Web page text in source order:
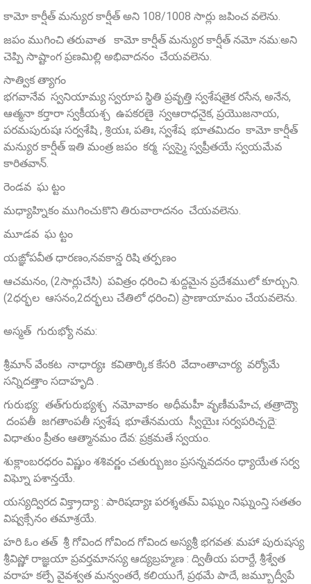
కామో కార్షీత్ మన్యుర కార్షీత్ అని 108/1008 సార్లు జపించ వలెను.
జపం ముగించి తరువాత కామో కార్షీత్ మన్యుర కార్షీత్ నమో నమ:అని
చెప్పి సాష్టాంగ ప్రణమిల్లి అభివాదనం చేయవలెను.
సాత్విక త్యాగం
భగవానేవ స్వనియామ్య స్వరూప స్థితి ప్రవృత్తి స్వశేషతైక రసేన, అనేన,
ఆత్మనా కర్తారా స్వకీయశ్చ ఉపకరణై స్వఆరాధనైక, ప్రయొజనాయ,
పరమపురుషః సర్వశేషి , శ్రియః, పతిః, స్వశేష భూతమిదం కామో కార్షీత్
మన్యుర కార్షీత్ ఇతి మంత్ర జపం కర్మ స్వస్మై స్వప్రీతయే స్వయమేవ
కారితవాన్.
రెండవ ఘ ట్టం
మధ్యాహ్నికం ముగించుకొని తిరువారాదనం చేయవలెను.
మూడవ ఘ ట్టం
యఙ్ఞోపవీత ధారణం,నవకాన్డ రిషి తర్పణం
ఆచమనం, (2సార్లుచేసి) పవిత్రం ధరించి శుద్దమైన ప్రదేశములో కూర్చుని.
(2ధర్భల ఆసనం,2దర్భలు చేతిలో ధరించి) ప్రాణాయామం చేయవలెను.
అస్మత్‌ గురుభ్యో నమ:
శ్రీమాన్‌ వేంకట నాధార్యః కవితార్కిక కేసరి వేదాంతాచార్య వర్యోమే
సన్నిదత్తాం సదాహృది .
గురుభ్య: తత్‌గురుభ్యశ్చ నమోవాకం అధీమహీ వృణీమహేచ, తత్రాద్యౌ
దంపతీ జగతాంపతీ స్వశేష భూతేనమయ స్వీయైః సర్వపరిచ్చదై:
విధాతుం ప్రీతం ఆత్మానమం దేవ: ప్రక్రమతే స్వయం.
శుక్లాంబరధరం విష్ణుం శశివర్ణం చతుర్బుజం ప్రసన్నవదనం ధ్యాయేత సర్వ
విఘ్నో పశాన్తయే.
యస్యద్విరద విక్త్రాద్యా : పారిషద్యాః పరశ్శతమ్‌ విఘ్నం నిఘ్నంన్తి సతతం
విష్వక్సేనం తమాశ్రయే.
హరి ఓం తత్ శ్రీ గోవింద గోవింద గోవింద అస్యశ్రీ భగవత: మహా పురుషస్య
శ్రీవిష్ణో రాజ్ఞయా ప్రవర్తమానస్య ఆద్యబ్రహ్మణ : ద్వితీయ పరార్దే, శ్రీశ్వేత
వరాహ కల్పే వైవశ్వత మన్వంతరే, కలియుగే, ప్రథమే పాదే, జమ్బూద్వీపే